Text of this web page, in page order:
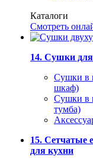
Каталоги
Смотреть
14. Сушки
Сушки в
шкаф)
Сушки в
тумба)
15. Сетчатые
для кухни